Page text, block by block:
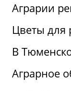
Аграрии
Цветы для
В
Аграрное